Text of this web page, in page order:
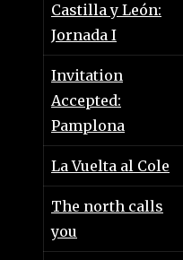
Castilla y León:
Jornada I
Invitation
Accepted:
Pamplona
La Vuelta al Cole
The north calls
you